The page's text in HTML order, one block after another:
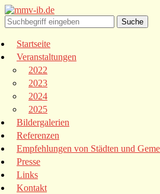
Startseite
Veranstaltungen
2022
2023
2024
2025
Bildergalerien
Referenzen
Empfehlungen von Städten und
Presse
Links
Kontakt